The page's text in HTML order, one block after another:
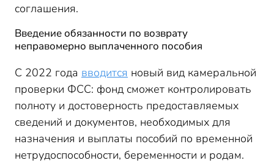
соглашения.
Введение обязанности по возврату
неправомерно выплаченного пособия
С 2022 года вводится новый вид камеральной
проверки ФСС: фонд сможет контролировать
полноту и достоверность предоставляемых
сведений и документов, необходимых для
назначения и выплаты пособий по временной
нетрудоспособности, беременности и родам.